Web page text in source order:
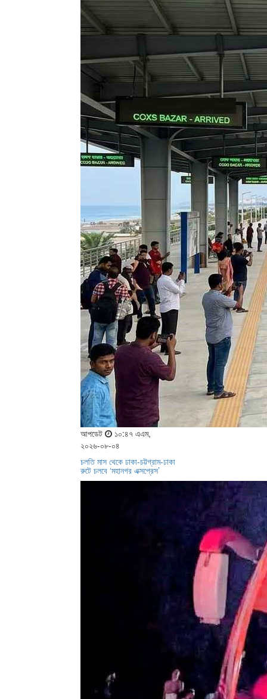
আপডেট
১০:৪৭ এএম,
২০২৬-০৮-০৪
চলতি মাস থেকে ঢাকা-চট্টগ্রাম-ঢাকা
রুটে চলবে ‘মহানগর এক্সপ্রেস’